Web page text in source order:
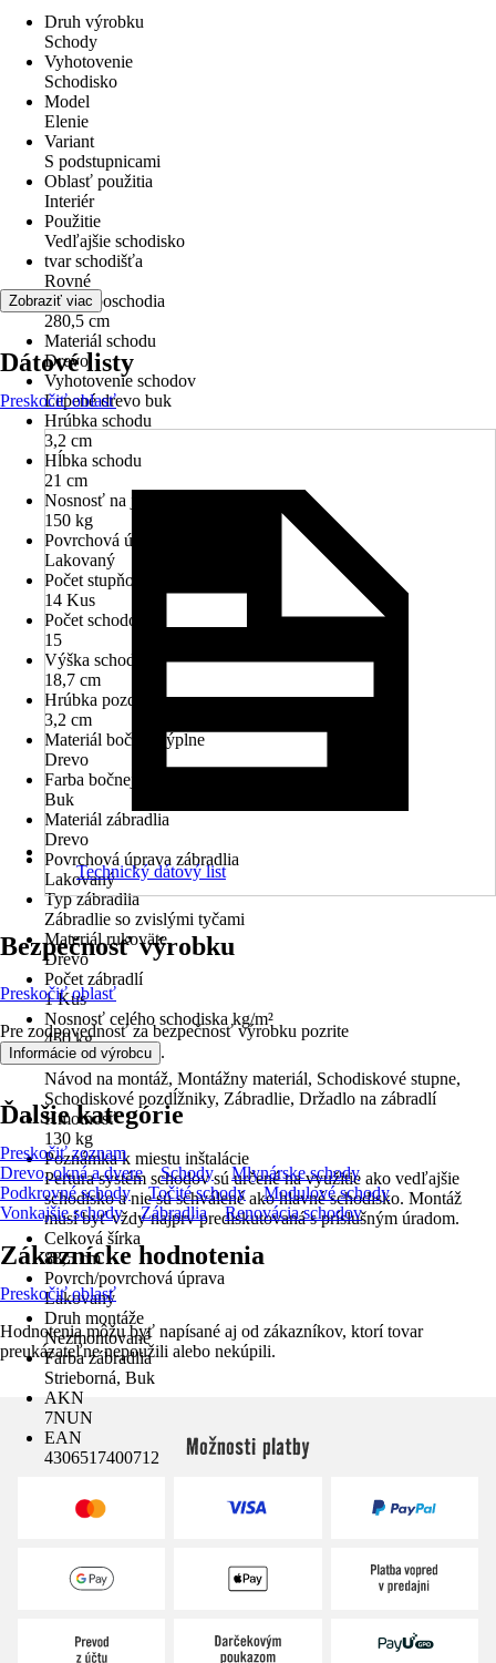
Druh výrobku
Schody
Vyhotovenie
Schodisko
Model
Elenie
Variant
S podstupnicami
Oblasť použitia
Interiér
Použitie
Vedľajšie schodisko
tvar schodišťa
Rovné
Výška poschodia
280,5 cm
Materiál schodu
Drevo
Vyhotovenie schodov
Lepené drevo buk
Hrúbka schodu
3,2 cm
Hĺbka schodu
21 cm
Nosnosť na jeden schod
150 kg
Povrchová úprava schodov
Lakovaný
Počet stupňov
14 Kus
Počet schodov
15
Výška schodu
18,7 cm
Hrúbka pozdĺžnika
3,2 cm
Materiál bočnej výplne
Drevo
Farba bočnej výplne
Buk
Materiál zábradlia
Drevo
Povrchová úprava zábradlia
Lakovaný
Typ zábradlia
Zábradlie so zvislými tyčami
Materiál rukoväte
Drevo
Počet zábradlí
1 Kus
Nosnosť celého schodiska kg/m²
450 kg
Obsah balenia
Návod na montáž, Montážny materiál, Schodiskové stupne,
Schodiskové pozdĺžniky, Zábradlie, Držadlo na zábradlí
Hmotnosť
130 kg
Poznámka k miestu inštalácie
Pertura systém schodov sú určené na využitie ako vedľajšie
schodisko a nie sú schválené ako hlavné schodisko. Montáž
musí byť vždy najprv prediskutovaná s príslušným úradom.
Celková šírka
83,5 cm
Povrch/povrchová úprava
Lakovaný
Druh montáže
Nezmontované
Farba zábradlia
Strieborná, Buk
AKN
7NUN
EAN
4306517400712
Zobraziť viac
Dátové listy
Preskočiť oblasť
Technický dátový list
Bezpečnosť výrobku
Preskočiť oblasť
Pre zodpovednosť za bezpečnosť výrobku pozrite
Informácie od výrobcu .
Ďalšie kategórie
Preskočiť zoznam
Drevo, okná a dvere
Schody
Mlynárske schody
Podkrovné schody
Točité schody
Modulové schody
Vonkajšie schody
Zábradlia Renovácia schodov
Zákaznícke hodnotenia
Preskočiť oblasť
Hodnotenia môžu byť napísané aj od zákazníkov, ktorí tovar
preukázateľne nepoužili alebo nekúpili.
Možnosti platby